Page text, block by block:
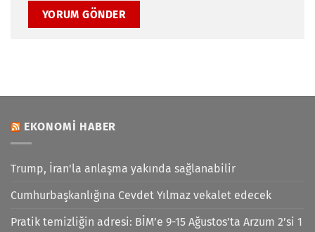
EKONOMI HABER
Trump, İran'la anlaşma yakında sağlanabilir
Cumhurbaşkanlığına Cevdet Yılmaz vekalet edecek
Pratik temizliğin adresi: BİM’e 9-15 Ağustos’ta Arzum 2’si 1